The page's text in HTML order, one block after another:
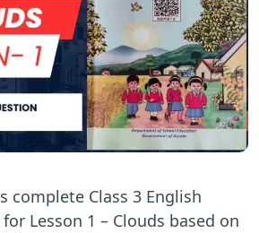
complete Class 3 English
Lesson 1 – Clouds based on